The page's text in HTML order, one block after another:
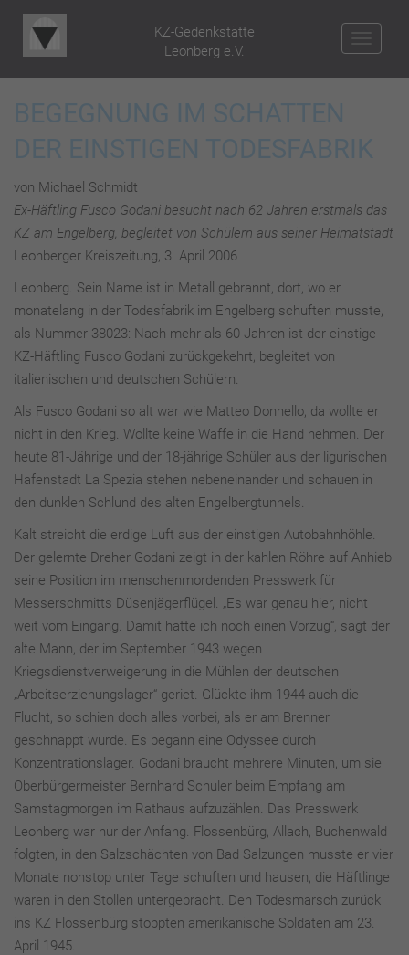
KZ-Gedenkstätte
Leonberg e.V.
BEGEGNUNG IM SCHATTEN
DER EINSTIGEN TODESFABRIK
von Michael Schmidt
Ex-Häftling Fusco Godani besucht nach 62 Jahren erstmals das
KZ am Engelberg, begleitet von Schülern aus seiner Heimatstadt
Leonberger Kreiszeitung, 3. April 2006
Leonberg. Sein Name ist in Metall gebrannt, dort, wo er
monatelang in der Todesfabrik im Engelberg schuften musste,
als Nummer 38023: Nach mehr als 60 Jahren ist der einstige
KZ-Häftling Fusco Godani zurückgekehrt, begleitet von
italienischen und deutschen Schülern.
Als Fusco Godani so alt war wie Matteo Donnello, da wollte er
nicht in den Krieg. Wollte keine Waffe in die Hand nehmen. Der
heute 81-Jährige und der 18-jährige Schüler aus der ligurischen
Hafenstadt La Spezia stehen nebeneinander und schauen in
den dunklen Schlund des alten Engelbergtunnels.
Kalt streicht die erdige Luft aus der einstigen Autobahnhöhle.
Der gelernte Dreher Godani zeigt in der kahlen Röhre auf Anhieb
seine Position im menschenmordenden Presswerk für
Messerschmitts Düsenjägerflügel. „Es war genau hier, nicht
weit vom Eingang. Damit hatte ich noch einen Vorzug“, sagt der
alte Mann, der im September 1943 wegen
Kriegsdienstverweigerung in die Mühlen der deutschen
„Arbeitserziehungslager“ geriet. Glückte ihm 1944 auch die
Flucht, so schien doch alles vorbei, als er am Brenner
geschnappt wurde. Es begann eine Odyssee durch
Konzentrationslager. Godani braucht mehrere Minuten, um sie
Oberbürgermeister Bernhard Schuler beim Empfang am
Samstagmorgen im Rathaus aufzuzählen. Das Presswerk
Leonberg war nur der Anfang. Flossenbürg, Allach, Buchenwald
folgten, in den Salzschächten von Bad Salzungen musste er vier
Monate nonstop unter Tage schuften und hausen, die Häftlinge
waren in den Stollen untergebracht. Den Todesmarsch zurück
ins KZ Flossenbürg stoppten amerikanische Soldaten am 23.
April 1945.